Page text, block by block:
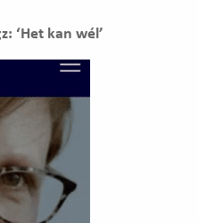
‘Het kan wél’